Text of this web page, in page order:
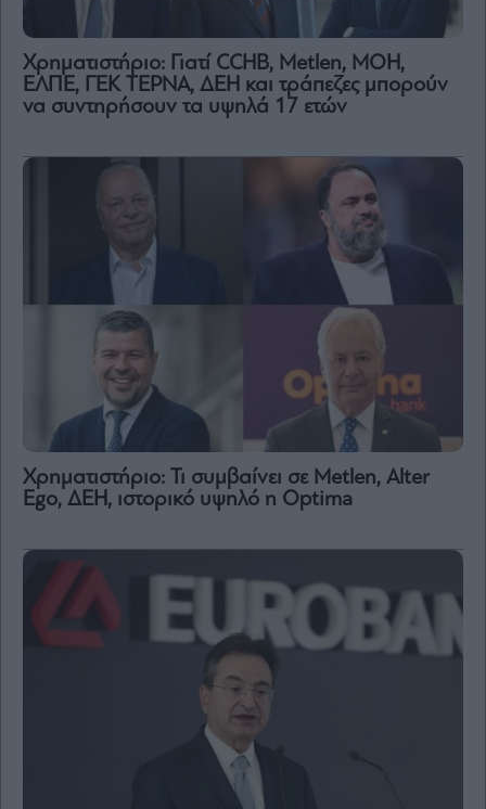
Χρηματιστήριο: Γιατί CCHB, Metlen, MOH,
ΕΛΠΕ, ΓΕΚ ΤΕΡΝΑ, ΔΕΗ και τράπεζες μπορούν
να συντηρήσουν τα υψηλά 17 ετών
Χρηματιστήριο: Τι συμβαίνει σε Metlen, Αlter
Ego, ΔΕΗ, ιστορικό υψηλό η Optima